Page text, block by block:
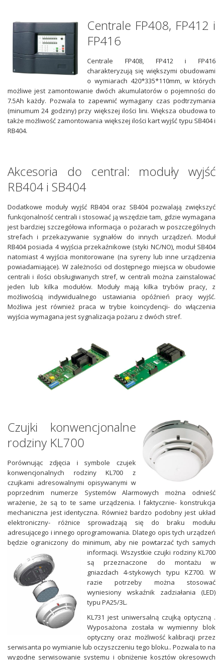
Centrale FP408, FP412 i
FP416
Centrale FP408, FP412 i FP416
charakteryzują się większymi obudowami
o wymiarach 420*335*110mm, w których
możliwe jest zamontowanie dwóch akumulatorów o pojemności do
7.5Ah każdy. Pozwala to zapewnić wymagany czas podtrzymania
(minumum 24 godziny) przy większej ilości lini. Większa obudowa to
także możliwość zamontowania większej ilości kart wyjść typu SB404 i
RB404.
Akcesoria do central: moduły wyjść
RB404 i SB404
Dodatkowe moduły wyjść RB404 oraz SB404 pozwalają zwiększyć
funkcjonalność centrali i stosować ją wszędzie tam, gdzie wymagana
jest bardziej szczegółowa informacja o pożarach w poszczególnych
strefach i przekazywanie sygnałów do innych urządzeń. Moduł
RB404 posiada 4 wyjścia przekaźnikowe (styki NC/NO), moduł SB404
natomiast 4 wyjścia monitorowane (na syreny lub inne urządzenia
powiadamiające). W zależności od dostępnego miejsca w obudowie
centrali i ilości obsługiwanych stref, w centrali można zainstalować
jeden lub kilka modułów. Moduły mają kilka trybów pracy, z
możliwością indywidualnego ustawiania opóźnień pracy wyjść.
Możliwa jest również praca w trybie koincydencji- do włączenia
wyjścia wymagana jest sygnalizacja pożaru z dwóch stref.
Czujki konwencjonalne
rodziny KL700
Porównując zdjęcia i symbole czujek
konwencjonalnych rodziny KL700 z
czujkami adresowalnymi opisywanymi w
poprzednim numerze Systemów Alarmowych można odnieść
wrażenie, że są to te same urządzenia. I faktycznie- konstrukcja
mechaniczna jest identyczna. Również bardzo podobny jest układ
elektroniczny- różnice sprowadzają się do braku modułu
adresującego i innego oprogramowania. Dlatego opis tych urządzeń
będzie ograniczony do minimum, aby nie powtarzać tych samych
informacji. Wszystkie czujki rodziny KL700
są przeznaczone do montażu w
gniazdach 4-stykowych typu KZ700. W
razie potrzeby można stosować
wyniesiony wskaźnik zadziałania (LED)
typu PA25/3L.
KL731 jest uniwersalną czujką optyczną .
Wyposażona została w wymienny blok
optyczny oraz możliwość kalibracji przez
serwisanta po wymianie lub oczyszczeniu tego bloku.. Pozwala to na
wygodne serwisowanie systemu i obniżenie kosztów okresowych